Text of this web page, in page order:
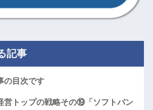
記事
の目次です
営トップの戦略その⑲「ソフトバン